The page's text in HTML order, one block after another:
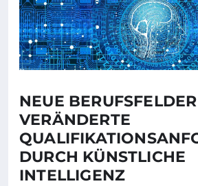
NEUE
VERÄNDERTE
DURCH KÜNSTLICHE
INTELLIGENZ